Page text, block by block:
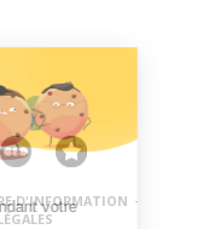
D'INFORMATION ·